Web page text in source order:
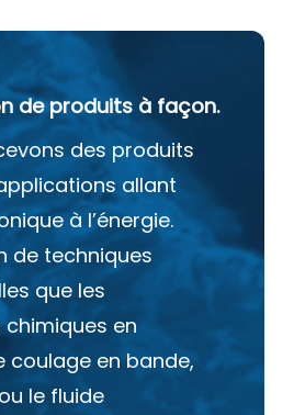
de produits à façon.
des produits
allant
à l’énergie.
de techniques
que les
en
coulage en bande,
le fluide